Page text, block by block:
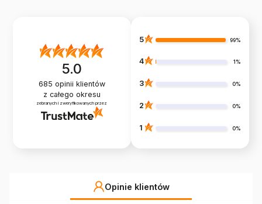
5.0
685 opinii klientów
z całego okresu
zebranych i zweryfikowanych przez
5 99%
4 1%
3 0%
2 0%
1 0%
Opinie klientów